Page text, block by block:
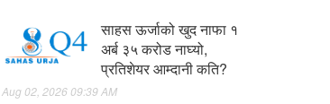
साहस ऊर्जाको खुद नाफा १
अर्ब ३५ करोड नाघ्यो,
प्रतिशेयर आम्दानी कति?
Aug 02, 2026 09:39 AM